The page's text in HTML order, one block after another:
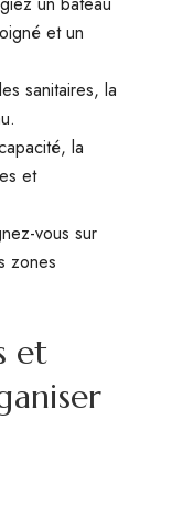
et un
sanitaires, la
la
et
vous sur
zones
et